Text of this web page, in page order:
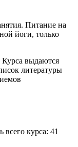
Питание на
йоги, только
выдаются
литературы
курса: 41